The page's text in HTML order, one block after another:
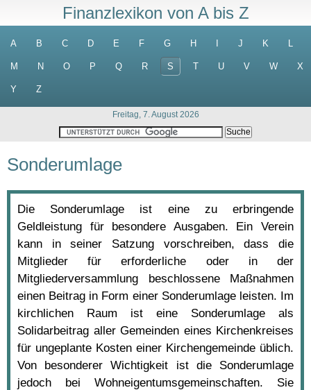
Finanzlexikon von A bis Z
A B C D E F G H J K L
M N O P Q R S T U V W X
Y Z
Freitag, 7. August 2026
Sonderumlage
Die Sonderumlage ist eine zu erbringende
Geldleistung für besondere Ausgaben. Ein Verein
kann in seiner Satzung vorschreiben, dass die
Mitglieder für erforderliche oder in der
Mitgliederversammlung beschlossene Maßnahmen
einen Beitrag in Form einer Sonderumlage leisten. Im
kirchlichen Raum ist eine Sonderumlage als
Solidarbeitrag aller Gemeinden eines Kirchenkreises
für ungeplante Kosten einer Kirchengemeinde üblich.
Von besonderer Wichtigkeit ist die Sonderumlage
jedoch bei Wohneigentumsgemeinschaften. Sie